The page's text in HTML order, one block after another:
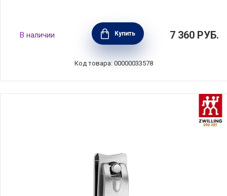
Ножницы для ногтей 90 мм TWINOX
Redesign, нержавеющая сталь, Zwilling J.A.
Henckels, 47660-091
В наличии Купить 7 360 РУБ.
Код товара: 00000033578